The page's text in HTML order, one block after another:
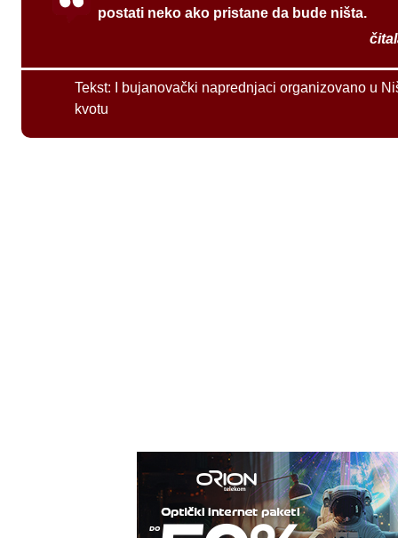
postati neko ako pristane da bude ništa.
Tekst:
I bujanovački naprednjaci organizovano u
kvotu